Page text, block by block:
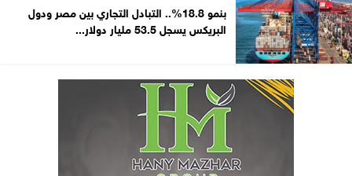
بنمو 18.8%.. التبادل التجاري بين مصر ودول
البريكس يسجل 53.5 مليار دولار...